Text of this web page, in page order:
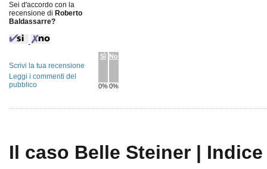
Sei d'accordo con la
recensione di Roberto
Baldassarre?
Sì
0%
No
0%
Scrivi la tua recensione
Leggi i commenti del
pubblico
Il caso Belle Steiner | Indice